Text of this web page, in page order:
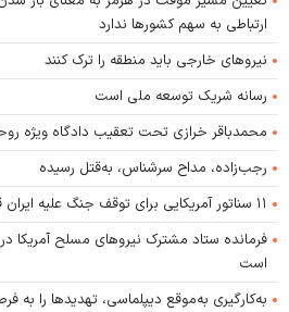
ارتباطی به سهم کشورها ندارد
نیروهای خارجی باید منطقه را ترک کنند
رسانه شریک توسعه ملی است
محمدباقر خرازی تحت تعقیب دادگاه ویژه
رجب‌زاده، مداح سرشناس، به‌قتل رسیده
۱۱ سناتور آمریکایی برای توقف جنگ علیه ایران قطعنامه ارائه کردند
فرمانده ستاد مشترک نیروهای مسلح آمریکا
است
به‌کارگیری به‌موقع دیپلماسی، تهدیدها را به